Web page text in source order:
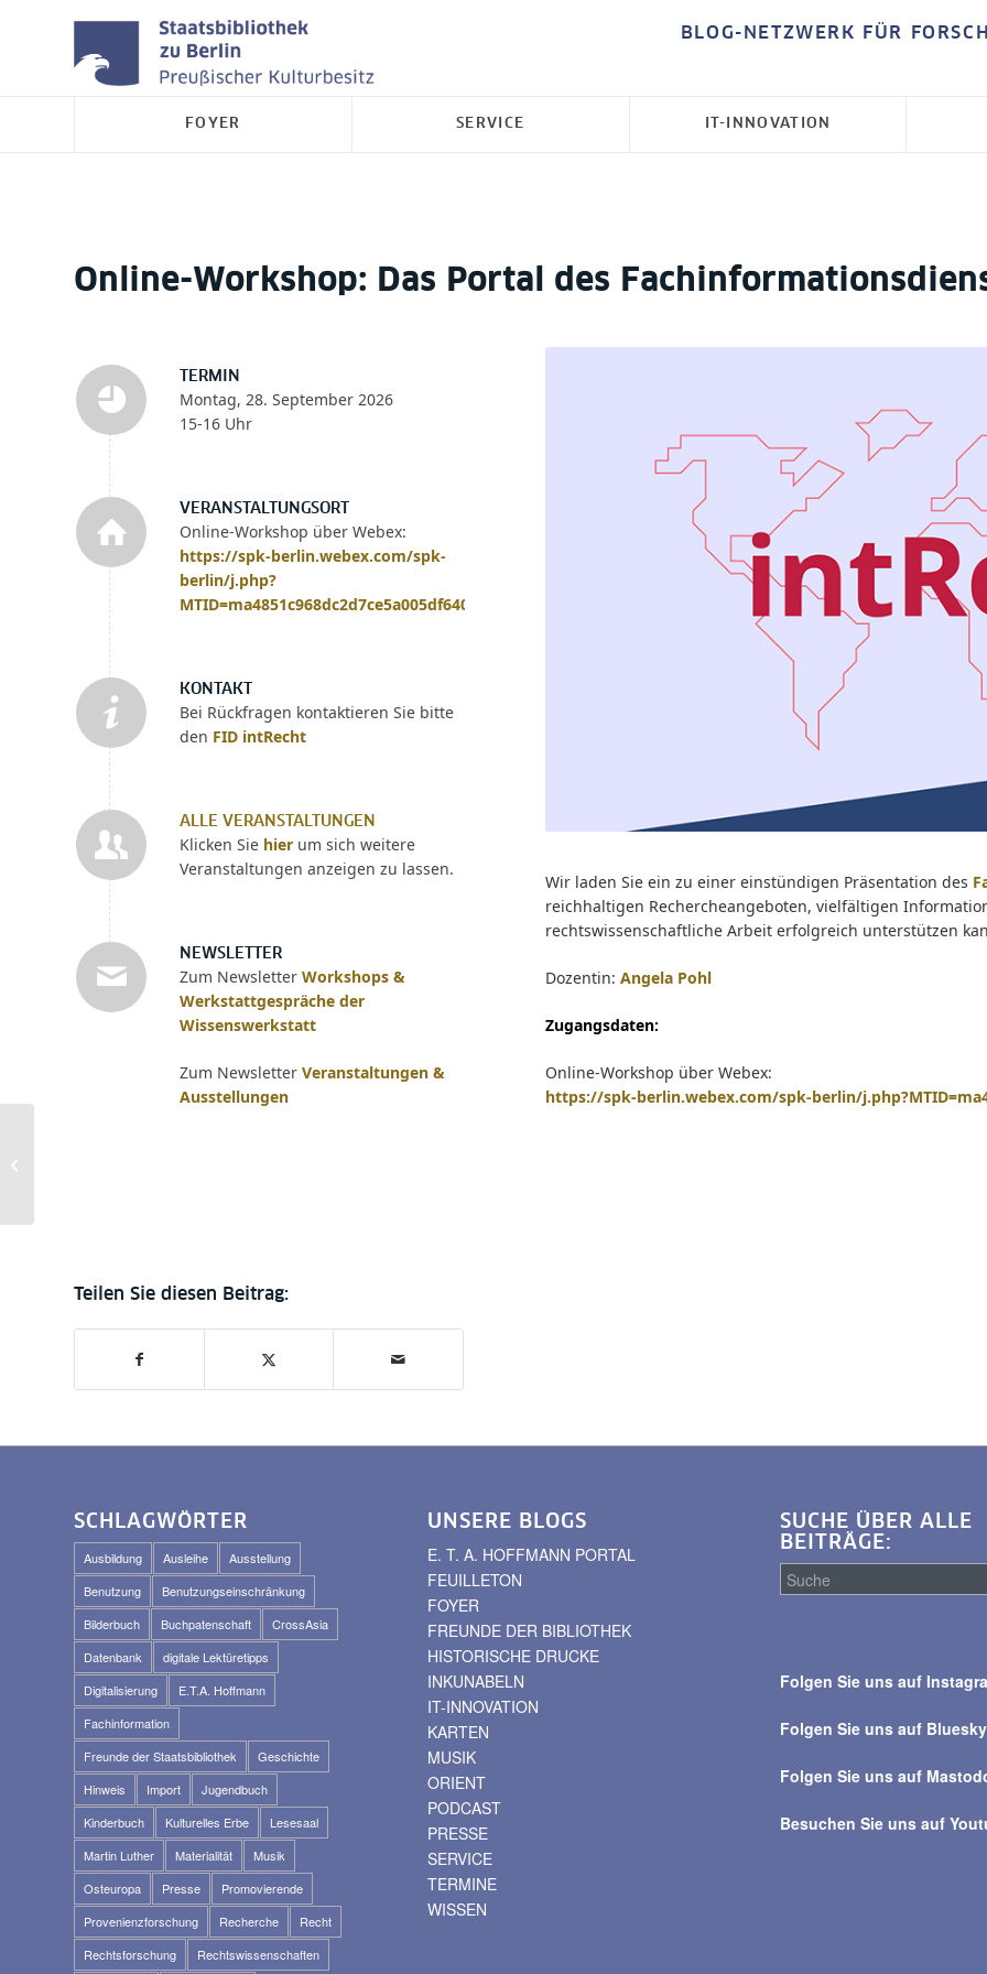
BLOG-NETZWERK FÜR
FOYER SERVICE IT-INNOVATION
Online-Workshop: Das Portal des
TERMIN
Montag, 28. September 2026
15-16 Uhr
VERANSTALTUNGSORT
Online-Workshop über Webex:
https://spk-berlin.webex.com/spk-
berlin/j.php?
MTID=ma4851c968dc2d7ce5a005df640457abb
KONTAKT
Bei Rückfragen kontaktieren Sie bitte
den FID intRecht
ALLE VERANSTALTUNGEN
Klicken Sie hier um sich weitere
Veranstaltungen anzeigen zu lassen.
NEWSLETTER
Zum Newsletter Workshops &
Werkstattgespräche der
Wissenswerkstatt
Zum Newsletter Veranstaltungen &
Ausstellungen
Wir laden Sie ein zu einer einstündigen Präsentation des
reichhaltigen Rechercheangeboten, vielfältigen
rechtswissenschaftliche Arbeit erfolgreich unterstützen
Dozentin: Angela Pohl
Zugangsdaten:
Online-Workshop über Webex:
https://spk-berlin.webex.com/spk-berlin/
SCHLAGWÖRTER
Ausbildung Ausleihe
Ausstellung
Benutzung
Benutzungseinschränkung
Bilderbuch
Buchpatenschaft
CrossAsia
Datenbank
digitale Lektüretipps
Digitalisierung
E.T.A. Hoffmann
Fachinformation
Freunde der Staatsbibliothek
Geschichte
Hinweis
Import
Jugendbuch
Kinderbuch
Kulturelles Erbe
Lesesaal
Martin Luther
Materialität
Musik
Osteuropa
Presse
Promovierende
Provenienzforschung
Recherche
Recht
Rechtsforschung
Rechtswissenschaften
UNSERE BLOGS
E. T. A. HOFFMANN PORTAL
FEUILLETON
FOYER
FREUNDE DER BIBLIOTHEK
HISTORISCHE DRUCKE
INKUNABELN
IT-INNOVATION
KARTEN
MUSIK
ORIENT
PODCAST
PRESSE
SERVICE
TERMINE
WISSEN
SUCHE ÜBER ALLE
BEITRÄGE:
alle
Folgen Sie uns auf
Folgen Sie uns auf Bluesky
Folgen Sie uns auf
Besuchen Sie uns auf